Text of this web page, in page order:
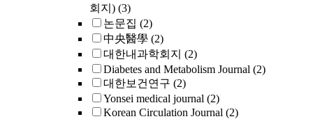
회지) (3)
논문집 (2)
中央醫學 (2)
대한내과학회지 (2)
Diabetes and Metabolism Journal (2)
대한보건연구 (2)
Yonsei medical journal (2)
Korean Circulation Journal (2)